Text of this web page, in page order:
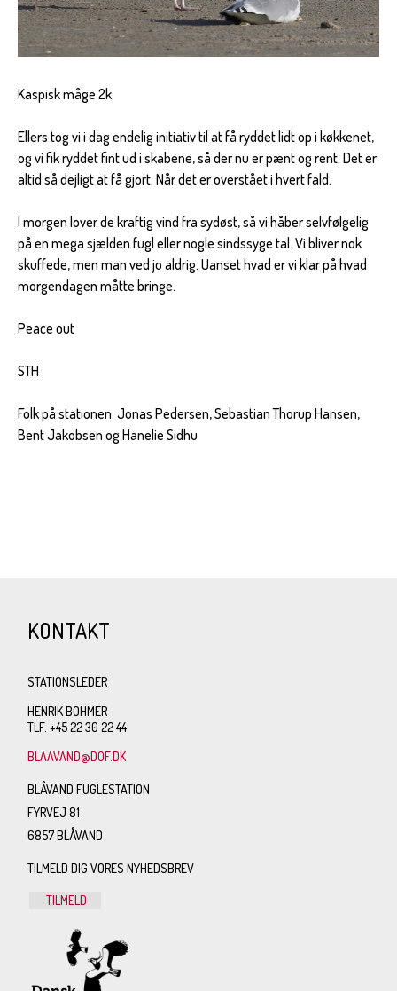
Kaspisk måge 2k
Ellers tog vi i dag endelig initiativ til at få ryddet lidt op i køkkenet,
og vi fik ryddet fint ud i skabene, så der nu er pænt og rent. Det er
altid så dejligt at få gjort. Når det er overstået i hvert fald.
I morgen lover de kraftig vind fra sydøst, så vi håber selvfølgelig
på en mega sjælden fugl eller nogle sindssyge tal. Vi bliver nok
skuffede, men man ved jo aldrig. Uanset hvad er vi klar på hvad
morgendagen måtte bringe.
Peace out
STH
Folk på stationen: Jonas Pedersen, Sebastian Thorup Hansen,
Bent Jakobsen og Hanelie Sidhu
KONTAKT
STATIONSLEDER
HENRIK BÖHMER
TLF. +45 22 30 22 44
BLAAVAND@DOF.DK
BLÅVAND FUGLESTATION
FYRVEJ 81
6857 BLÅVAND
TILMELD DIG VORES NYHEDSBREV
TILMELD